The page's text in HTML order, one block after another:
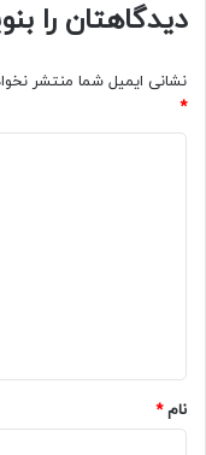
دیدگاهتان را
نشانی ایمیل شما منتشر
*
نام*